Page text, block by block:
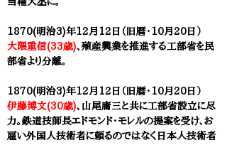
1870(明治3)年12月12日（旧暦・10月20日）
大隈重信(33歳)、殖産興業を推進する工部省を民
部省より分離。
1870(明治3)年12月12日（旧暦・10月20日）
伊藤博文(30歳)、 山尾庸三と共に工部省設立に尽
力。鉄道技師長エドモンド・モレルの提案を受け、お
雇い外国人技術者に頼るのではなく日本人技術者